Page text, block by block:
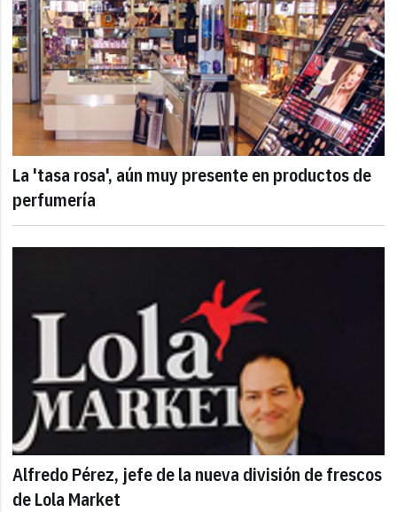
La 'tasa rosa', aún muy presente en productos de
perfumería
Alfredo Pérez, jefe de la nueva división de frescos
de Lola Market